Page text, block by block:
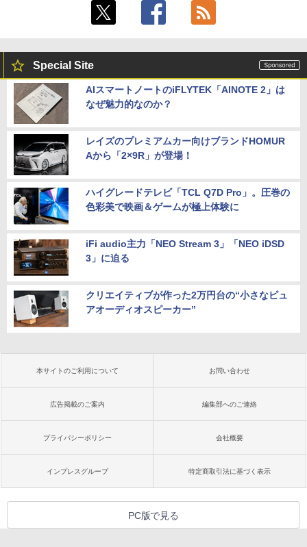
Special Site
AIスマートノートのiFLYTEK「AINOTE 2」は
なぜ魅力的なのか？
レイズのプレミアムカー向けブランドHOMUR
Aから「2×9R」が登場！
ハイグレードテレビ「TCL Q7D Pro」。圧巻の
色彩美で映画＆ゲームが極上体験に
iFi audio主力「NEO Stream 3」「NEO iDSD
3」に迫る
クリエイティブが作った2万円台の“小さなピュ
アオーディオスピーカー”
本サイトのご利用について お問い合わせ
広告掲載のご案内 編集部へのご連絡
プライバシーポリシー 会社概要
インプレスグループ 特定商取引法に基づく表示
PC版で見る